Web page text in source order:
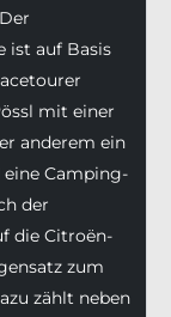
ist auf Basis
mit einer
anderem ein
Camping-
der
die Citroën-
zum
zählt neben